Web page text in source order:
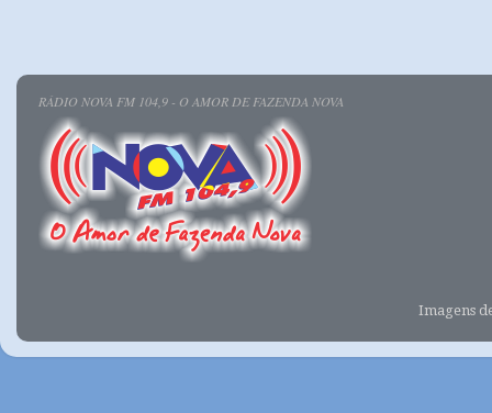
RÁDIO NOVA FM 104,9 - O AMOR DE FAZENDA NOVA
Imagens